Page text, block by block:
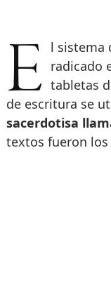
El sistema de escritura más antiguo que se conoce es el cuneiforme – radicado
tabletas
de escritura se
sacerdotisa
textos fueron